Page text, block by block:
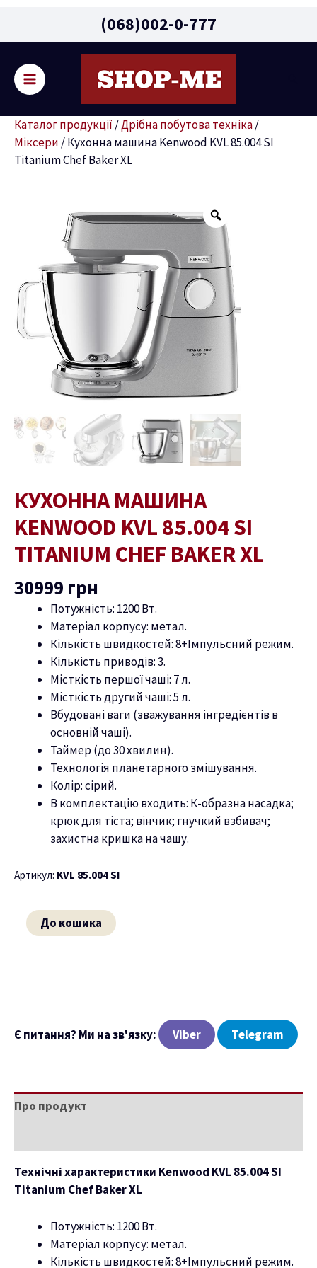
(068)002-0-777
Menu
Каталог продукції /Дрібна побутова техніка/
Міксери /Кухонна машина Kenwood KVL 85.004 SI
Titanium Chef Baker XL
КУХОННА МАШИНА
KENWOOD KVL 85.004 SI
TITANIUM CHEF BAKER XL
30999 грн
Потужність: 1200 Вт.
Матеріал корпусу: метал.
Кількість швидкостей: 8+Імпульсний режим.
Кількість приводів: 3.
Місткість першої чаші: 7 л.
Місткість другий чаші: 5 л.
Вбудовані ваги (зважування інгредієнтів в
основній чаші).
Таймер (до 30 хвилин).
Технологія планетарного змішування.
Колір: сірий.
В комплектацію входить: К-образна насадка;
крюк для тіста; вінчик; гнучкий взбивач;
захистна кришка на чашу.
Артикул: KVL 85.004 SI
85.004
SI
Titanium
Chef
Baker
кількість
До кошика
Є питання? Ми на зв'язку: Viber Telegram
Про продукт
Технічні характеристики Kenwood KVL 85.004 SI
Titanium Chef Baker XL
Потужність: 1200 Вт.
Матеріал корпусу: метал.
Кількість швидкостей: 8+Імпульсний режим.